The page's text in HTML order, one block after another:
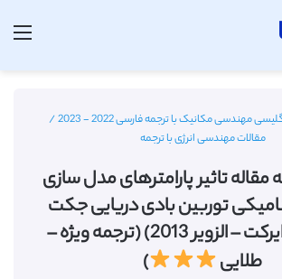
مهندسی مکانیک با ترجمه فارسی 2022 - 2023
/
مقالات مهندسی انرژی با ترجمه
مقاله تاثیر پارامترهای مدل سازی
توربین بادی دریایی جکت
(ساینس دایرکت – الزویر 2013) (ترجمه ویژه –
طلایی
)